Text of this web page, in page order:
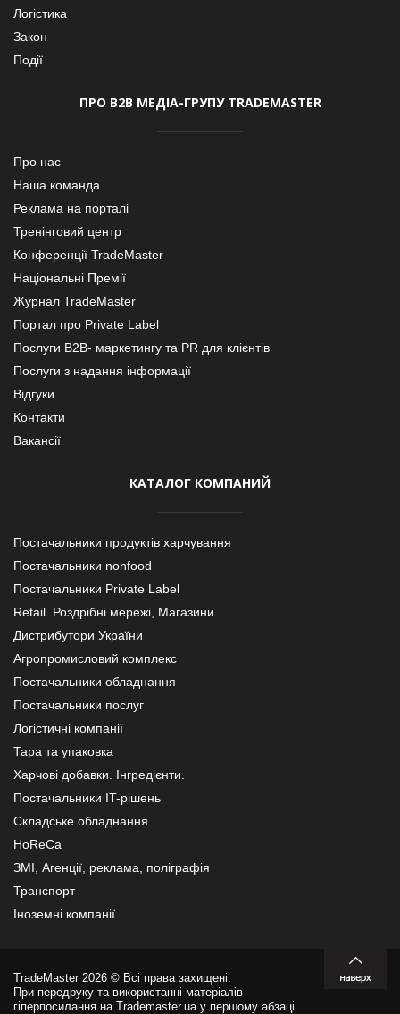
Логістика
Закон
Події
ПРО В2В МЕДІА-ГРУПУ TRADEMASTER
Про нас
Наша команда
Реклама на порталі
Тренінговий центр
Конференції TradeMaster
Національні Премії
Журнал TradeMaster
Портал про Private Label
Послуги В2В- маркетингу та PR для клієнтів
Послуги з надання інформації
Відгуки
Контакти
Вакансії
КАТАЛОГ КОМПАНИЙ
Постачальники продуктів харчування
Постачальники nonfood
Постачальники Private Label
Retail. Роздрібні мережі, Магазини
Дистрибутори України
Агропромисловий комплекс
Постачальники обладнання
Постачальники послуг
Логістичні компанії
Тара та упаковка
Харчові добавки. Інгредієнти.
Постачальники IT-рішень
Складське обладнання
HoReCa
ЗМІ, Агенції, реклама, поліграфія
Транспорт
Іноземні компанії
TradeMaster 2026 © Всі права захищені.
При передруку та використанні матеріалів
гіперпосилання на Trademaster.ua у першому абзаці